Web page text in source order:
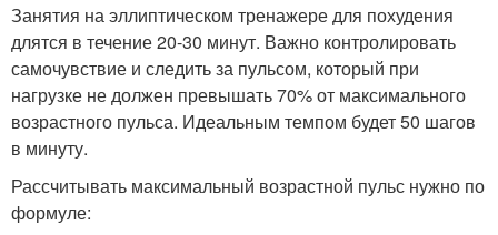
Занятия на эллиптическом тренажере для похудения
длятся в течение 20-30 минут. Важно контролировать
самочувствие и следить за пульсом, который при
нагрузке не должен превышать 70% от максимального
возрастного пульса. Идеальным темпом будет 50 шагов
в минуту.
Рассчитывать максимальный возрастной пульс нужно по
формуле: